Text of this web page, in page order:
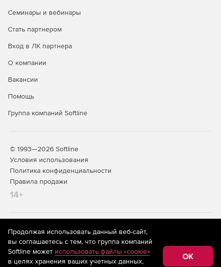
Семинары и вебинары
Стать партнером
Вход в ЛК партнера
О компании
Вакансии
Помощь
Группа компаний Softline
© 1993—2026 Softline
Условия использования
Политика конфиденциальности
Правила продажи
14+
На информационном ресурсе store.softline.ru применяются
рекомендательные технологии
(информационные технологии
предоставления информации на основе сбора,
систематизации и анализа сведений, относящихся к
предпочтениям пользователей сети «Интернет»,
Продолжая использовать данный веб-сайт,
вы соглашаетесь с тем, что группа компаний
Softline может использовать файлы «cookie»
в целях хранения ваших учетных данных,
OK